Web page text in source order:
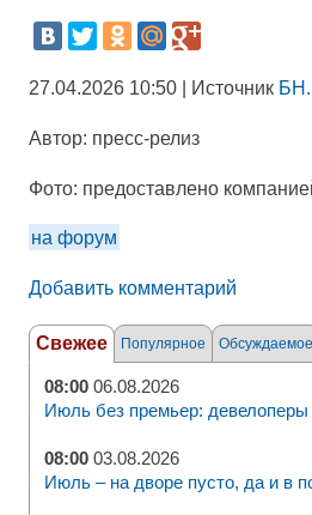
27.04.2026 10:50 | Источник
Автор: пресс-релиз
Фото: предоставлено
на форум
Добавить комментарий
Свежее Популярное Обсуждаемое
08:00 06.08.2026
Июль без премьер: девелоперы
08:00 03.08.2026
Июль – на дворе пусто, да и в